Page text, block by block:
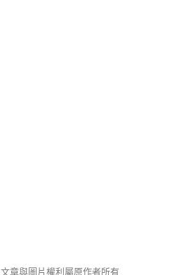
文章與圖片權利屬原作者所有